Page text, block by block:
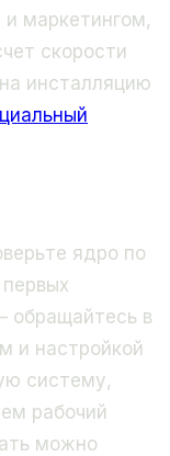
маркетингом,
скорости
инсталляцию
ядро по
обращайтесь в
и настройкой
систему,
рабочий
можно